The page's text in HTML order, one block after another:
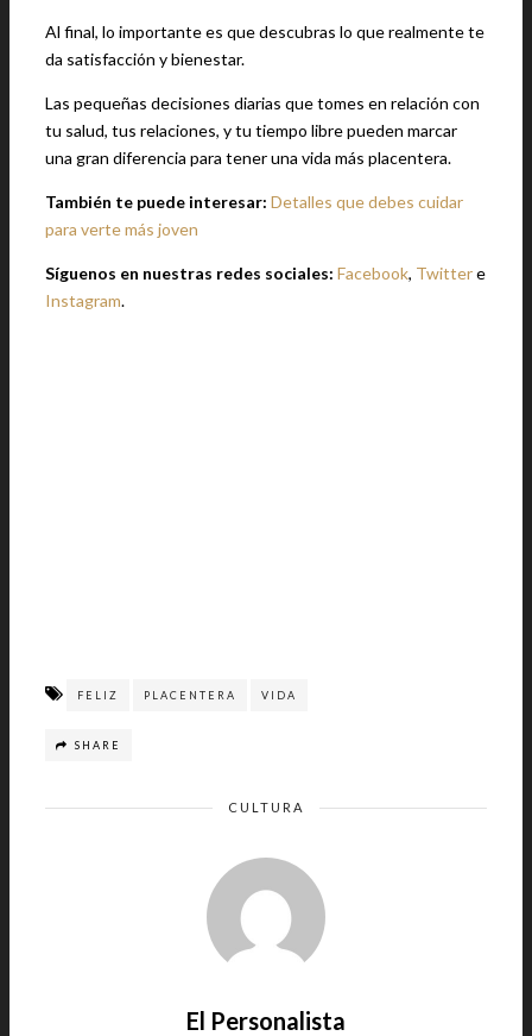
Al final, lo importante es que descubras lo que realmente te
da satisfacción y bienestar.
Las pequeñas decisiones diarias que tomes en relación con
tu salud, tus relaciones, y tu tiempo libre pueden marcar
una gran diferencia para tener una vida más placentera.
También te puede interesar: Detalles que debes cuidar
para verte más joven
Síguenos en nuestras redes sociales: Facebook, Twittere
Instagram.
FELIZ PLACENTERA VIDA
SHARE
CULTURA
El Personalista